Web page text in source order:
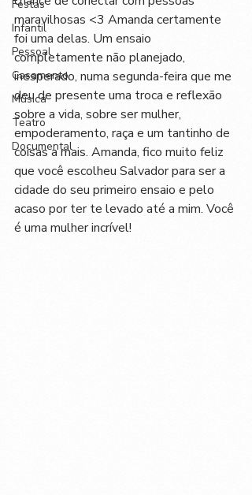
Festas
Infantil
Pessoal
Casamento
Música
Teatro
Documental
maravilhosas <3 Amanda certamente
foi uma delas. Um ensaio
completamente não planejado,
inesperado, numa segunda-feira que me
deu de presente uma troca e reflexão
sobre a vida, sobre ser mulher,
empoderamento, raça e um tantinho de
coisas a mais. Amanda, fico muito feliz
que você escolheu Salvador para ser a
cidade do seu primeiro ensaio e pelo
acaso por ter te levado até a mim. Você
é uma mulher incrível!